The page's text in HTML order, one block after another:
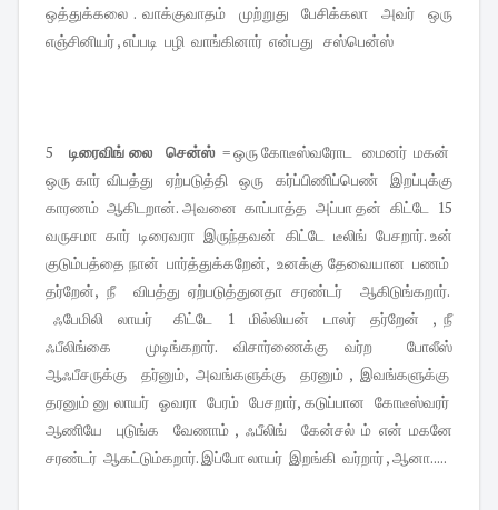
ஒத்துக்கலை . வாக்குவாதம் முற்றுது பேசிக்கலா அவர் ஒரு
எஞ்சினியர் , எப்படி பழி வாங்கினார் என்பது சஸ்பென்ஸ்
5 டிரைவிங் லை சென்ஸ் = ஒரு கோடீஸ்வரோட மைனர் மகன்
ஒரு கார் விபத்து ஏற்படுத்தி ஒரு கர்ப்பிணிப்பெண் இறப்புக்கு
காரணம் ஆகிடறான். அவனை காப்பாத்த அப்பா தன் கிட்டே 15
வருசமா கார் டிரைவரா இருந்தவன் கிட்டே டீலிங் பேசறார். உன்
குடும்பத்தை நான் பார்த்துக்கறேன், உனக்கு தேவையான பணம்
தர்றேன், நீ விபத்து ஏற்படுத்துனதா சரண்டர் ஆகிடுங்கறார்.
ஃபேமிலி லாயர் கிட்டே 1 மில்லியன் டாலர் தர்றேன் , நீ
ஃபீலிங்கை முடிங்கறார். விசார்ணைக்கு வர்ற போலீஸ்
ஆஃபீசருக்கு தர்னும், அவங்களுக்கு தரனும் , இவங்களுக்கு
தரனும் னு லாயர் ஓவரா பேரம் பேசறார், கடுப்பான கோடீஸ்வரர்
ஆணியே புடுங்க வேணாம் , ஃபீலிங் கேன்சல் ம் என் மகனே
சரண்டர் ஆகட்டும்கறார். இப்போ லாயர் இறங்கி வர்றார் , ஆனா.....